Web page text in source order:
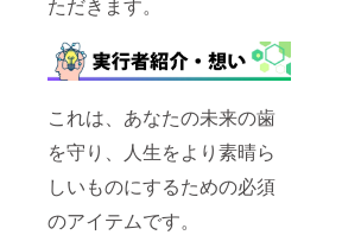
これは、あなたの未来の歯
を守り、人生をより素晴ら
しいものにするための必須
のアイテムです。